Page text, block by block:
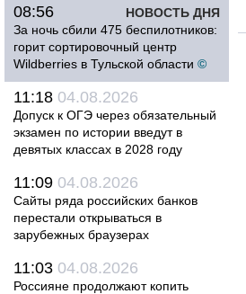
НОВОСТЬ ДНЯ
08:56
За ночь сбили 475 беспилотников:
горит сортировочный центр
Wildberries в Тульской области ©
11:18 04.08.2026
Допуск к ОГЭ через обязательный
экзамен по истории введут в
девятых классах в 2028 году
11:09 04.08.2026
Сайты ряда российских банков
перестали открываться в
зарубежных браузерах
11:03 04.08.2026
Россияне продолжают копить